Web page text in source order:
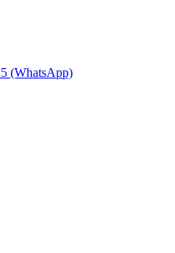
(WhatsApp)